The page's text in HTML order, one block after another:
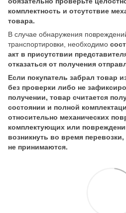
комплектность и отсутствие
товара.
В случае обнаружения
транспортировки, необходимо
акт в присутствии
отказаться от получения
Если покупатель забрал товар
без проверки либо не
получении, товар считается
состоянии и полной
относительно механических
комплектующих или
возникнуть во время
не принимаются.